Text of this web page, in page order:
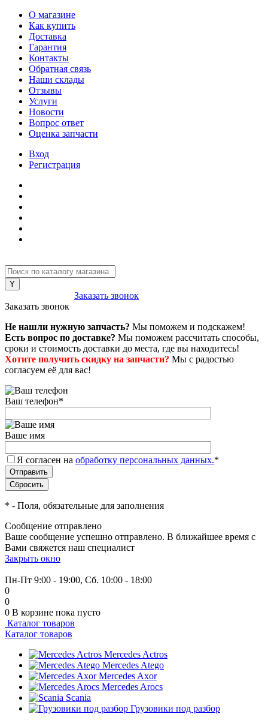
О магазине
Как купить
Доставка
Гарантия
Контакты
Обратная связь
Наши склады
Отзывы
Услуги
Новости
Вопрос ответ
Оценка запчасти
Вход
Регистрация
Заказать звонок
Заказать звонок
Не нашли нужную запчасть? Мы поможем и подскажем!
Есть вопрос по доставке? Мы поможем рассчитать способы,
сроки и стоимость доставки до места, где вы находитесь!
Хотите получить скидку на запчасти? Мы с радостью
согласуем её для вас!
Ваш телефон*
Ваше имя
Я согласен на обработку персональных данных.*
* - Поля, обязательные для заполнения
Сообщение отправлено
Ваше сообщение успешно отправлено. В ближайшее время с
Вами свяжется наш специалист
Закрыть окно
Пн-Пт 9:00 - 19:00, Сб. 10:00 - 18:00
0
0
0 В корзине пока пусто
Каталог товаров
Каталог товаров
Mercedes Actros
Mercedes Atego
Mercedes Axor
Mercedes Arocs
Scania
Грузовики под разбор